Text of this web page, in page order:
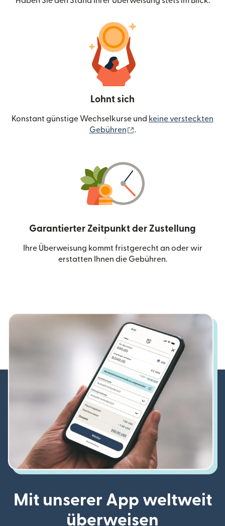
Lohnt sich
Konstant günstige Wechselkurse und keine versteckten
Gebühren
.
Garantierter Zeitpunkt der Zustellung
Ihre Überweisung kommt fristgerecht an oder wir
erstatten Ihnen die Gebühren.
Mit unserer App weltweit
überweisen